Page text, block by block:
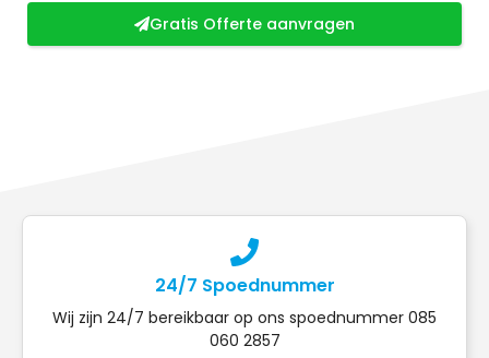
Gratis Offerte aanvragen
24/7 Spoednummer
Wij zijn 24/7 bereikbaar op ons spoednummer 085
060 2857